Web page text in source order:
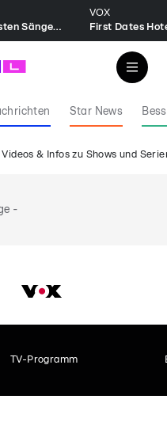
Absolut Musik - Die besten Sänger aller Zeiten
VOX
First Dates
Star News
& Infos zu Shows und
-
TV-Programm